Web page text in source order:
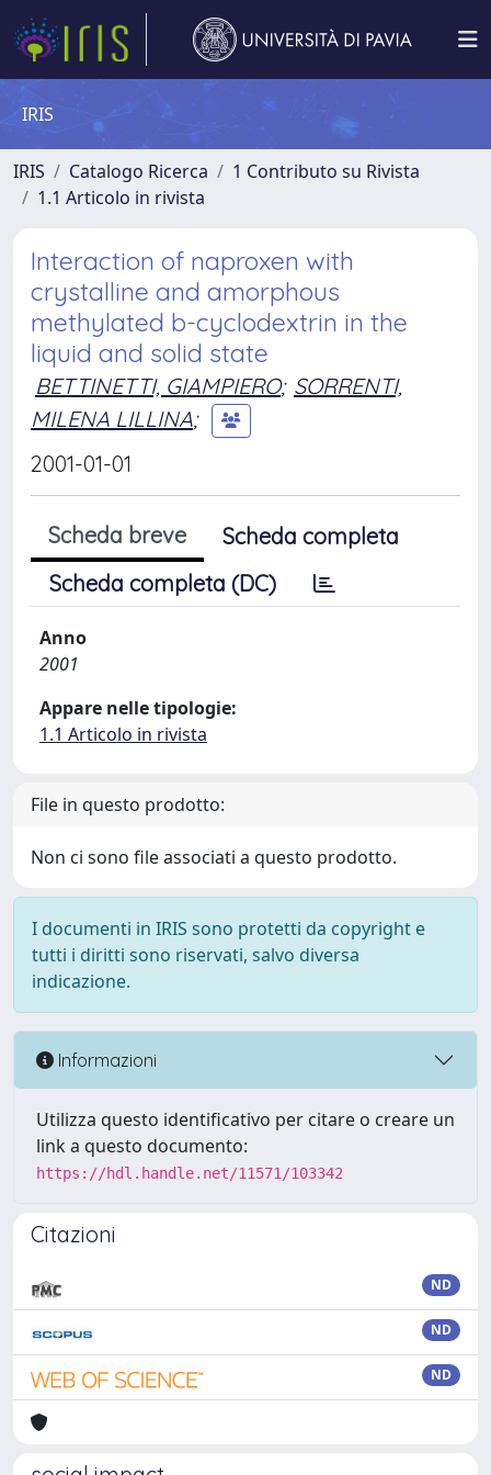
IRIS
IRIS Catalogo Ricerca
1 Contributo su Rivista
1.1 Articolo in rivista
Interaction of naproxen with
crystalline and amorphous
methylated b-cyclodextrin in the
liquid and solid state
BETTINETTI, GIAMPIERO; SORRENTI,
MILENA LILLINA;
2001-01-01
Scheda breve
Scheda completa
Scheda completa (DC)
Anno
2001
Appare nelle tipologie:
1.1 Articolo in rivista
File in questo prodotto:
Non ci sono file associati a questo prodotto.
I documenti in IRIS sono protetti da copyright e
tutti i diritti sono riservati, salvo diversa
indicazione.
Informazioni
Utilizza questo identificativo per citare o creare un
link a questo documento:
https://hdl.handle.net/11571/103342
Citazioni
ND
ND
ND